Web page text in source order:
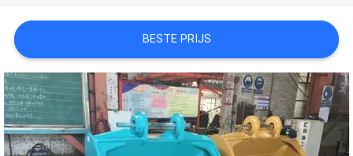
SITEMAP
PRIVACYBELEID
BESTE PRIJS